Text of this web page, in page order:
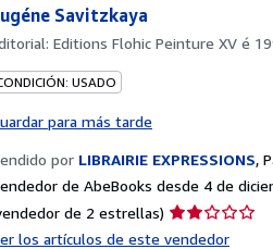
Savitzkaya
Editions Flohic Peinture XV é
USADO
para más tarde
por LIBRAIRIE EXPRESSIONS,
de AbeBooks desde 4 de
de 2 estrellas) Calificación
los artículos de este vendedor